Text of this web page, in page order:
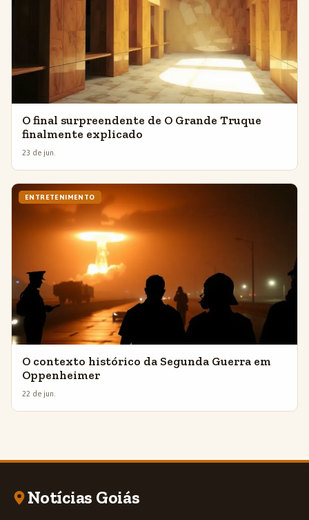
O final surpreendente de O Grande Truque
finalmente explicado
23 de jun.
ENTRETENIMENTO
O contexto histórico da Segunda Guerra em
Oppenheimer
22 de jun.
Notícias Goiás